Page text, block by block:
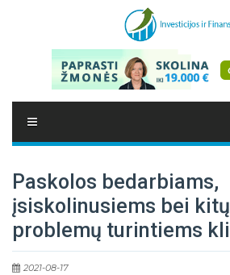
Paskolos bedarbiams,
įsiskolinusiems bei
problemų turintiems
2021-08-17